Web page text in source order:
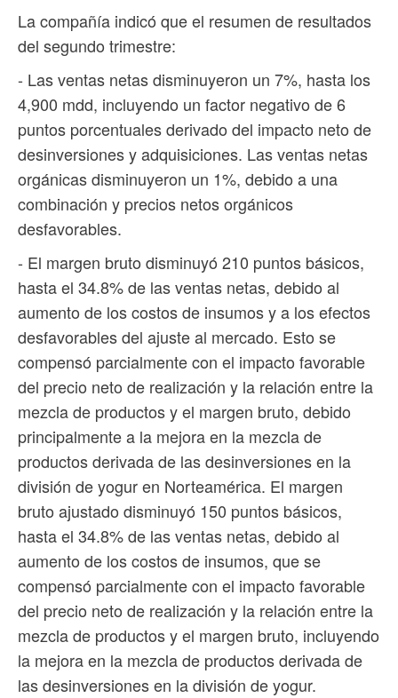
La compañía indicó que el resumen de resultados
del segundo trimestre:
- Las ventas netas disminuyeron un 7%, hasta los
4,900 mdd, incluyendo un factor negativo de 6
puntos porcentuales derivado del impacto neto de
desinversiones y adquisiciones. Las ventas netas
orgánicas disminuyeron un 1%, debido a una
combinación y precios netos orgánicos
desfavorables.
- El margen bruto disminuyó 210 puntos básicos,
hasta el 34.8% de las ventas netas, debido al
aumento de los costos de insumos y a los efectos
desfavorables del ajuste al mercado. Esto se
compensó parcialmente con el impacto favorable
del precio neto de realización y la relación entre la
mezcla de productos y el margen bruto, debido
principalmente a la mejora en la mezcla de
productos derivada de las desinversiones en la
división de yogur en Norteamérica. El margen
bruto ajustado disminuyó 150 puntos básicos,
hasta el 34.8% de las ventas netas, debido al
aumento de los costos de insumos, que se
compensó parcialmente con el impacto favorable
del precio neto de realización y la relación entre la
mezcla de productos y el margen bruto, incluyendo
la mejora en la mezcla de productos derivada de
las desinversiones en la división de yogur.